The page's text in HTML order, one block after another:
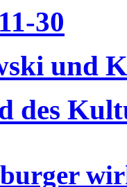
30
und
des